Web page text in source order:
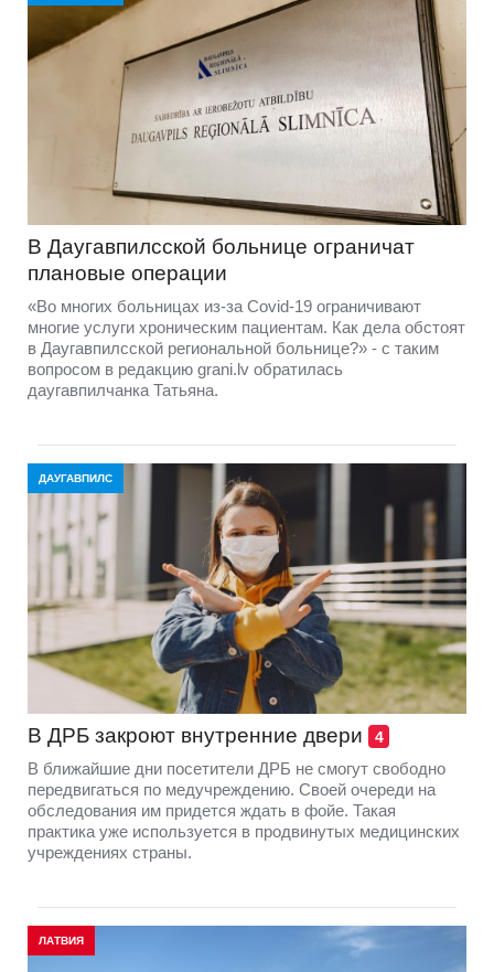
В Даугавпилсской больнице ограничат
плановые операции
«Во многих больницах из-за Covid-19 ограничивают
многие услуги хроническим пациентам. Как дела обстоят
в Даугавпилсской региональной больнице?» - с таким
вопросом в редакцию grani.lv обратилась
даугавпилчанка Татьяна.
ДАУГАВПИЛС
В ДРБ закроют внутренние двери 4
В ближайшие дни посетители ДРБ не смогут свободно
передвигаться по медучреждению. Своей очереди на
обследования им придется ждать в фойе. Такая
практика уже используется в продвинутых медицинских
учреждениях страны.
ЛАТВИЯ